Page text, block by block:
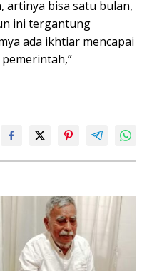
artinya bisa satu bulan,
ini tergantung
ada ikhtiar mencapai